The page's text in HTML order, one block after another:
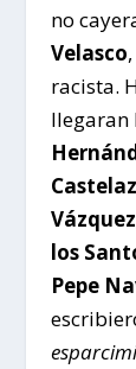
no
Velasco,
racista.
llegaran
Vázquez
los
Pepe